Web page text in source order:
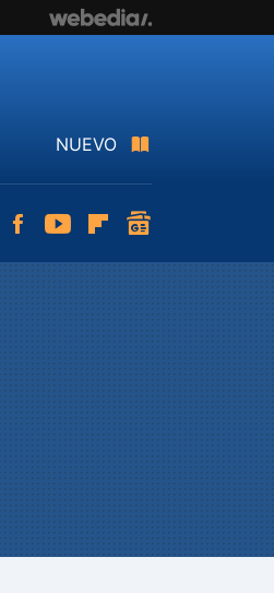
NUEVO
InstagramFacebookYoutubeFlipboard